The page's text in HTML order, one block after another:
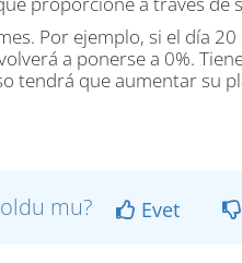
Por ejemplo, si el día
a ponerse a 0%.
tendrá que aumentar su
mu? Evet